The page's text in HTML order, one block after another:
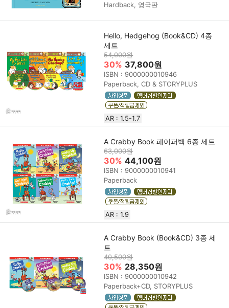
Hardback, 영국판
Hello, Hedgehog (Book&CD) 4종
세트
54,000원
30% 37,800원
ISBN : 9000000010946
Paperback, CD & STORYPLUS
AR : 1.5-1.7
A Crabby Book 페이퍼백 6종 세트
63,000원
30% 44,100원
ISBN : 9000000010941
Paperback
AR : 1.9
A Crabby Book (Book&CD) 3종 세
트
40,500원
30% 28,350원
ISBN : 9000000010942
Paperback+CD, STORYPLUS